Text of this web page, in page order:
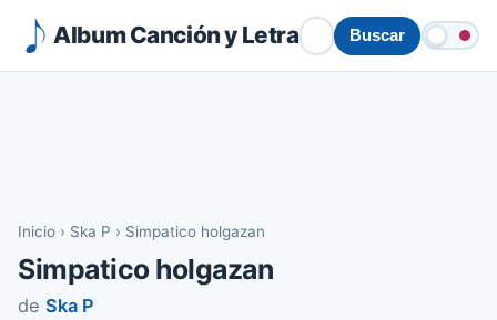
Album Canción y Letra Buscar
Inicio › Ska P › Simpatico holgazan
Simpatico holgazan
de Ska P